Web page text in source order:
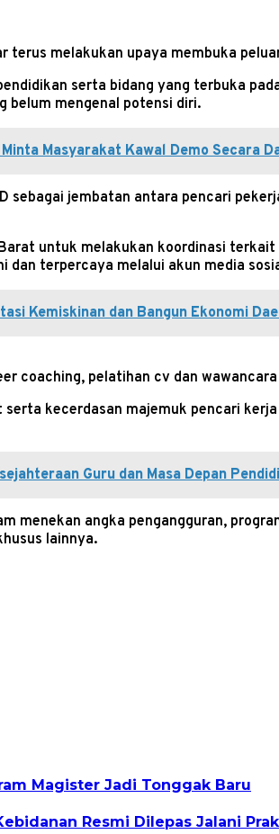
terus melakukan upaya membuka
serta bidang yang terbuka
belum mengenal potensi diri.
Masyarakat Kawal Demo Secara
sebagai jembatan antara pencari
untuk melakukan koordinasi
terpercaya melalui akun media
Kemiskinan dan Bangun Ekonomi
coaching, pelatihan cv dan
kecerdasan majemuk pencari
Guru dan Masa Depan
menekan angka pengangguran,
lainnya.
Magister Jadi Tonggak Baru
Resmi Dilepas Jalani